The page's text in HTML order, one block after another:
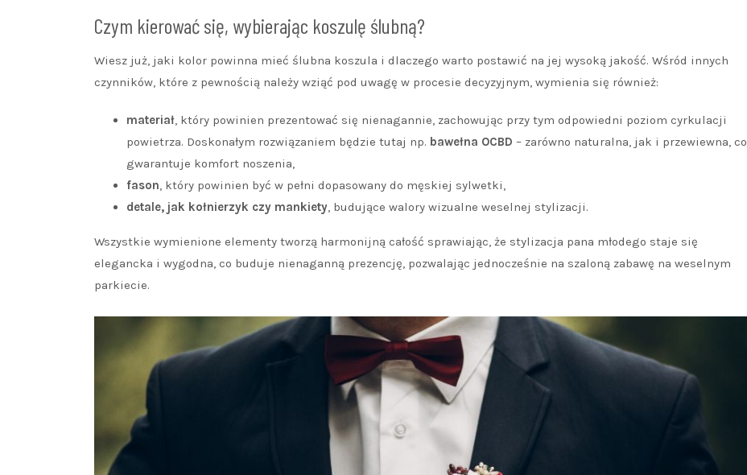
Czym kierować się, wybierając koszulę ślubną?
Wiesz już, jaki kolor powinna mieć ślubna koszula i dlaczego warto postawić na jej wysoką jakość. Wśród innych
czynników, które z pewnością należy wziąć pod uwagę w procesie decyzyjnym, wymienia się również:
materiał, który powinien prezentować się nienagannie, zachowując przy tym odpowiedni poziom cyrkulacji
powietrza. Doskonałym rozwiązaniem będzie tutaj np. bawełna OCBD – zarówno naturalna, jak i przewiewna, co
gwarantuje komfort noszenia,
fason, który powinien być w pełni dopasowany do męskiej sylwetki,
detale, jak kołnierzyk czy mankiety, budujące walory wizualne weselnej stylizacji.
Wszystkie wymienione elementy tworzą harmonijną całość sprawiając, że stylizacja pana młodego staje się
elegancka i wygodna, co buduje nienaganną prezencję, pozwalając jednocześnie na szaloną zabawę na weselnym
parkiecie.